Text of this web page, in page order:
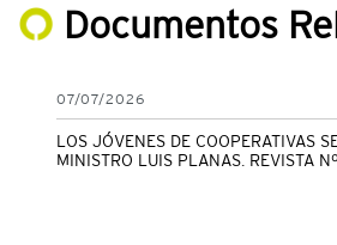
Documentos
07/07/2026
LOS JÓVENES DE COOPERATIVAS
MINISTRO LUIS PLANAS. REVISTA